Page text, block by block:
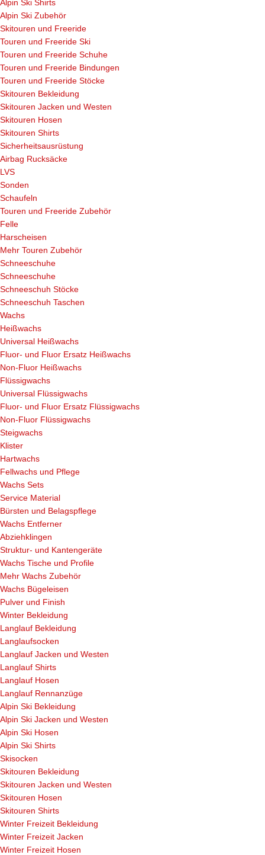
Alpin Ski Shirts
Alpin Ski Zubehör
Skitouren und Freeride
Touren und Freeride Ski
Touren und Freeride Schuhe
Touren und Freeride Bindungen
Touren und Freeride Stöcke
Skitouren Bekleidung
Skitouren Jacken und Westen
Skitouren Hosen
Skitouren Shirts
Sicherheitsausrüstung
Airbag Rucksäcke
LVS
Sonden
Schaufeln
Touren und Freeride Zubehör
Felle
Harscheisen
Mehr Touren Zubehör
Schneeschuhe
Schneeschuhe
Schneeschuh Stöcke
Schneeschuh Taschen
Wachs
Heißwachs
Universal Heißwachs
Fluor- und Fluor Ersatz Heißwachs
Non-Fluor Heißwachs
Flüssigwachs
Universal Flüssigwachs
Fluor- und Fluor Ersatz Flüssigwachs
Non-Fluor Flüssigwachs
Steigwachs
Klister
Hartwachs
Fellwachs und Pflege
Wachs Sets
Service Material
Bürsten und Belagspflege
Wachs Entferner
Abziehklingen
Struktur- und Kantengeräte
Wachs Tische und Profile
Mehr Wachs Zubehör
Wachs Bügeleisen
Pulver und Finish
Winter Bekleidung
Langlauf Bekleidung
Langlaufsocken
Langlauf Jacken und Westen
Langlauf Shirts
Langlauf Hosen
Langlauf Rennanzüge
Alpin Ski Bekleidung
Alpin Ski Jacken und Westen
Alpin Ski Hosen
Alpin Ski Shirts
Skisocken
Skitouren Bekleidung
Skitouren Jacken und Westen
Skitouren Hosen
Skitouren Shirts
Winter Freizeit Bekleidung
Winter Freizeit Jacken
Winter Freizeit Hosen